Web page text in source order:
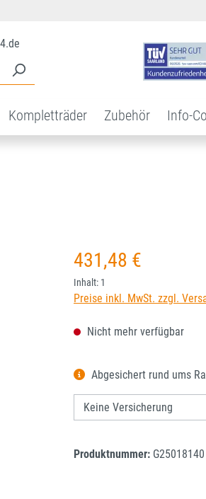
Kompletträder Zubehör Info-
Regulärer Preis:
431,48 €
Inhalt: 1
Preise inkl. MwSt. zzgl.
Nicht mehr verfügbar
Abgesichert rund ums
Produktnummer: G25018140